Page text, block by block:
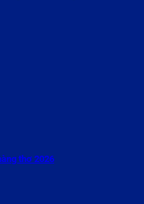
thơ 2026